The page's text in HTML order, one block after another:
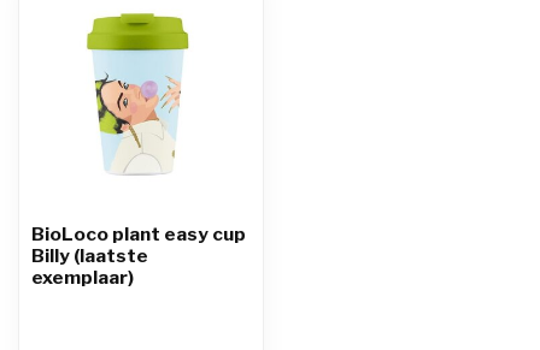
BioLoco plant easy cup
Billy (laatste
exemplaar)